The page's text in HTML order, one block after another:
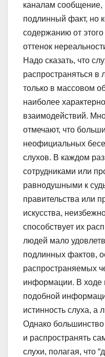
каналам сообщение,
подлинный факт, но
содержанию от
оттенок
Надо сказать, что
распространяться
только в массовом
наиболее
взаимодействий.
отмечают, что
неофициальных
слухов. В каждом
сотрудниками или
равнодушными к
правительства или
искусства,
способствует их
людей мало
подлинных фактов,
распространяемых
информации. В ходе
подобной
истинность слуха, а
Однако
и распространять
слухи, полагая, что